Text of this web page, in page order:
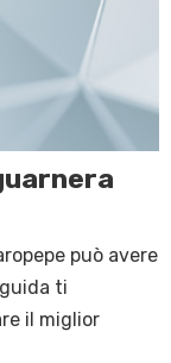
può avere
ti
il miglior